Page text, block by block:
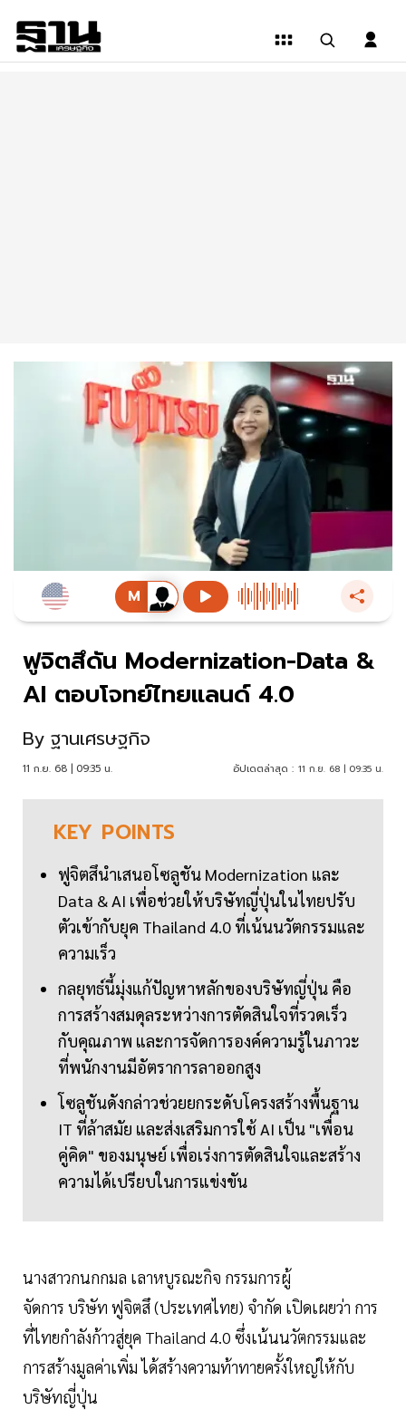
ฟูจิตสึดัน Modernization-Data &
AI ตอบโจทย์ไทยแลนด์ 4.0
By ฐานเศรษฐกิจ
11 ก.ย. 68 | 09:35 น. อัปเดตล่าสุด : 11 ก.ย. 68 | 09:35 น.
KEY POINTS
ฟูจิตสึนำเสนอโซลูชัน Modernization และ
Data & AI เพื่อช่วยให้บริษัทญี่ปุ่นในไทยปรับ
ตัวเข้ากับยุค Thailand 4.0 ที่เน้นนวัตกรรมและ
ความเร็ว
กลยุทธ์นี้มุ่งแก้ปัญหาหลักของบริษัทญี่ปุ่น คือ
การสร้างสมดุลระหว่างการตัดสินใจที่รวดเร็ว
กับคุณภาพ และการจัดการองค์ความรู้ในภาวะ
ที่พนักงานมีอัตราการลาออกสูง
โซลูชันดังกล่าวช่วยยกระดับโครงสร้างพื้นฐาน
IT ที่ล้าสมัย และส่งเสริมการใช้ AI เป็น "เพื่อน
คู่คิด" ของมนุษย์ เพื่อเร่งการตัดสินใจและสร้าง
ความได้เปรียบในการแข่งขัน
นางสาวกนกกมล เลาหบูรณะกิจ กรรมการผู้
จัดการ บริษัท ฟูจิตสึ (ประเทศไทย) จำกัด เปิดเผยว่า การ
ที่ไทยกำลังก้าวสู่ยุค Thailand 4.0 ซึ่งเน้นนวัตกรรมและ
การสร้างมูลค่าเพิ่ม ได้สร้างความท้าทายครั้งใหญ่ให้กับ
บริษัทญี่ปุ่น